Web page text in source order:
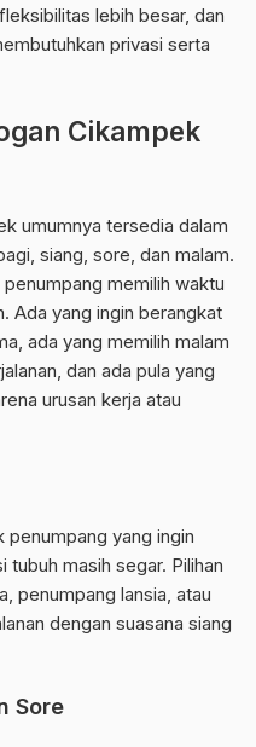
lebih besar, dan
privasi serta
Cikampek
umumnya tersedia dalam
siang, sore, dan malam.
memilih waktu
Ada yang ingin berangkat
ada yang memilih malam
dan ada pula yang
urusan kerja atau
yang ingin
tubuh masih segar. Pilihan
penumpang lansia, atau
dengan suasana siang
Sore